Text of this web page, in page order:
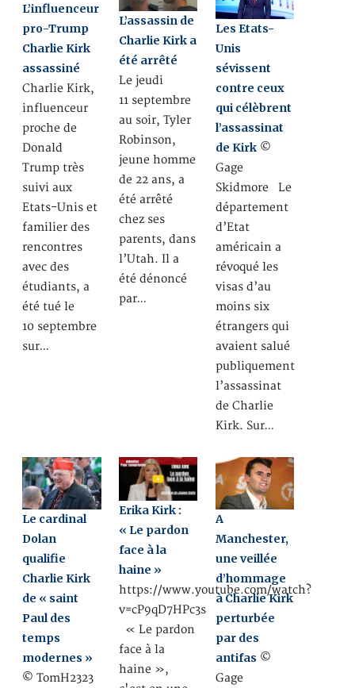
L’influenceur
pro-Trump
Charlie Kirk
assassiné
Charlie Kirk,
influenceur
proche de
Donald
Trump très
suivi aux
Etats-Unis et
familier des
rencontres
avec des
étudiants, a
été tué le
10 septembre
sur…
L’assassin de
Charlie Kirk a
été arrêté
Le jeudi
11 septembre
au soir, Tyler
Robinson,
jeune homme
de 22 ans, a
été arrêté
chez ses
parents, dans
l’Utah. Il a
été dénoncé
par…
Les Etats-
Unis
sévissent
contre ceux
qui célèbrent
l’assassinat
de Kirk ©
Gage
Skidmore Le
département
d’Etat
américain a
révoqué les
visas d’au
moins six
étrangers qui
avaient salué
publiquement
l’assassinat
de Charlie
Kirk. Sur…
Le cardinal
Dolan
qualifie
Charlie Kirk
de « saint
Paul des
temps
modernes »
© TomH2323
Erika Kirk :
« Le pardon
face à la
haine »
https://www.youtube.com/watch?
v=cP9qD7HPc3s
« Le pardon
face à la
haine »,
A
Manchester,
une veillée
d’hommage
à Charlie Kirk
perturbée
par des
antifas ©
Gage